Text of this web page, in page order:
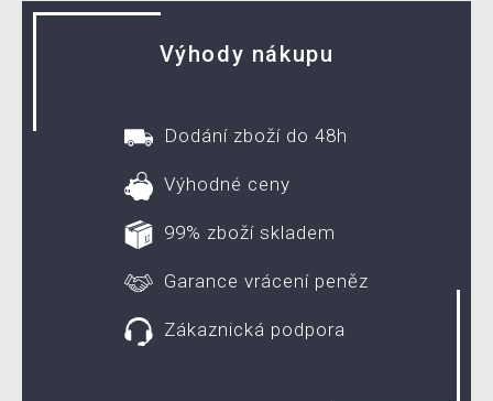
Výhody nákupu
Dodání zboží do 48h
Výhodné ceny
99% zboží skladem
Garance vrácení peněz
Zákaznická podpora